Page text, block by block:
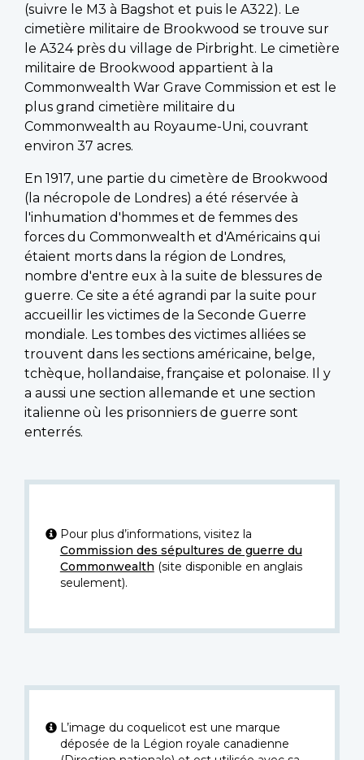
(suivre le M3 à Bagshot et puis le A322). Le
cimetière militaire de Brookwood se trouve sur
le A324 près du village de Pirbright. Le cimetière
militaire de Brookwood appartient à la
Commonwealth War Grave Commission et est le
plus grand cimetière militaire du
Commonwealth au Royaume-Uni, couvrant
environ 37 acres.
En 1917, une partie du cimetère de Brookwood
(la nécropole de Londres) a été réservée à
l'inhumation d'hommes et de femmes des
forces du Commonwealth et d'Américains qui
étaient morts dans la région de Londres,
nombre d'entre eux à la suite de blessures de
guerre. Ce site a été agrandi par la suite pour
accueillir les victimes de la Seconde Guerre
mondiale. Les tombes des victimes alliées se
trouvent dans les sections américaine, belge,
tchèque, hollandaise, française et polonaise. Il y
a aussi une section allemande et une section
italienne où les prisonniers de guerre sont
enterrés.
Pour plus d’informations, visitez la
Commission des sépultures de guerre du
Commonwealth (site disponible en anglais
seulement).
L’image du coquelicot est une marque
déposée de la Légion royale canadienne